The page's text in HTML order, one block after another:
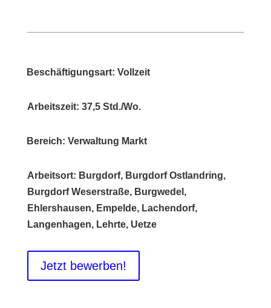
Beschäftigungsart: Vollzeit
Arbeitszeit: 37,5 Std./Wo.
Bereich: Verwaltung Markt
Arbeitsort: Burgdorf, Burgdorf Ostlandring,
Burgdorf Weserstraße, Burgwedel,
Ehlershausen, Empelde, Lachendorf,
Langenhagen, Lehrte, Uetze
Jetzt bewerben!